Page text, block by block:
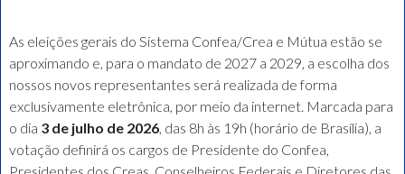
As eleições gerais do Sistema Confea/Crea e Mútua estão se
aproximando e, para o mandato de 2027 a 2029, a escolha dos
nossos novos representantes será realizada de forma
exclusivamente eletrônica, por meio da internet. Marcada para
o dia 3 de julho de 2026, das 8h às 19h (horário de Brasília), a
votação definirá os cargos de Presidente do Confea,